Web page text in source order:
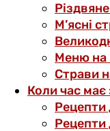
М’ясні
Меню на
Страви
Коли час має
Рецепти
Рецепти